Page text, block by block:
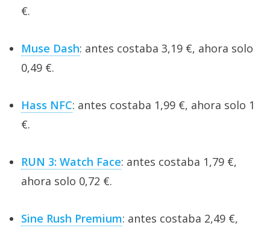
€.
Muse Dash: antes costaba 3,19 €, ahora solo
0,49 €.
Hass NFC: antes costaba 1,99 €, ahora solo 1
€.
RUN 3: Watch Face: antes costaba 1,79 €,
ahora solo 0,72 €.
Sine Rush Premium: antes costaba 2,49 €,